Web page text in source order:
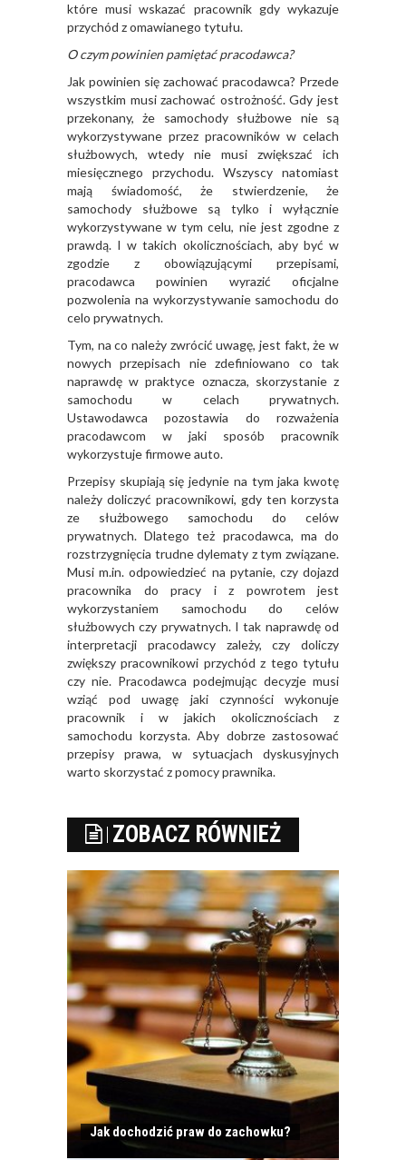
które musi wskazać pracownik gdy wykazuje
przychód z omawianego tytułu.
O czym powinien pamiętać pracodawca?
Jak powinien się zachować pracodawca? Przede
wszystkim musi zachować ostrożność. Gdy jest
przekonany, że samochody służbowe nie są
wykorzystywane przez pracowników w celach
służbowych, wtedy nie musi zwiększać ich
miesięcznego przychodu. Wszyscy natomiast
mają świadomość, że stwierdzenie, że
samochody służbowe są tylko i wyłącznie
wykorzystywane w tym celu, nie jest zgodne z
prawdą. I w takich okolicznościach, aby być w
zgodzie z obowiązującymi przepisami,
pracodawca powinien wyrazić oficjalne
pozwolenia na wykorzystywanie samochodu do
celo prywatnych.
Tym, na co należy zwrócić uwagę, jest fakt, że w
nowych przepisach nie zdefiniowano co tak
naprawdę w praktyce oznacza, skorzystanie z
samochodu w celach prywatnych.
Ustawodawca pozostawia do rozważenia
pracodawcom w jaki sposób pracownik
wykorzystuje firmowe auto.
Przepisy skupiają się jedynie na tym jaka kwotę
należy doliczyć pracownikowi, gdy ten korzysta
ze służbowego samochodu do celów
prywatnych. Dlatego też pracodawca, ma do
rozstrzygnięcia trudne dylematy z tym związane.
Musi m.in. odpowiedzieć na pytanie, czy dojazd
pracownika do pracy i z powrotem jest
wykorzystaniem samochodu do celów
służbowych czy prywatnych. I tak naprawdę od
interpretacji pracodawcy zależy, czy doliczy
zwiększy pracownikowi przychód z tego tytułu
czy nie. Pracodawca podejmując decyzje musi
wziąć pod uwagę jaki czynności wykonuje
pracownik i w jakich okolicznościach z
samochodu korzysta. Aby dobrze zastosować
przepisy prawa, w sytuacjach dyskusyjnych
warto skorzystać z pomocy prawnika.
ZOBACZ RÓWNIEŻ
Jak dochodzić praw do zachowku?